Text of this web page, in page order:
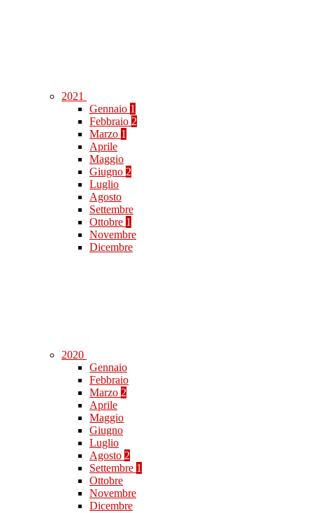
2021
Gennaio 1
Febbraio 2
Marzo 1
Aprile
Maggio
Giugno 2
Luglio
Agosto
Settembre
Ottobre 1
Novembre
Dicembre
2020
Gennaio
Febbraio
Marzo 2
Aprile
Maggio
Giugno
Luglio
Agosto 2
Settembre 1
Ottobre
Novembre
Dicembre